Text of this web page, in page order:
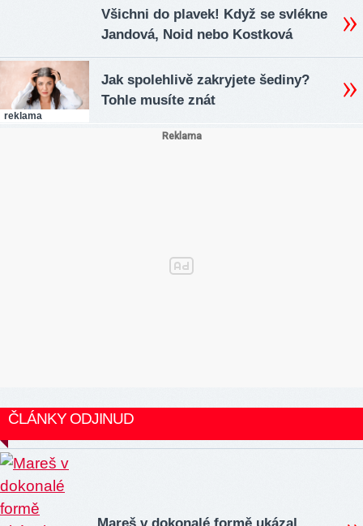
Všichni do plavek! Když se svlékne
Jandová, Noid nebo Kostková
reklama
Jak spolehlivě zakryjete šediny?
Tohle musíte znát
ČLÁNKY ODJINUD